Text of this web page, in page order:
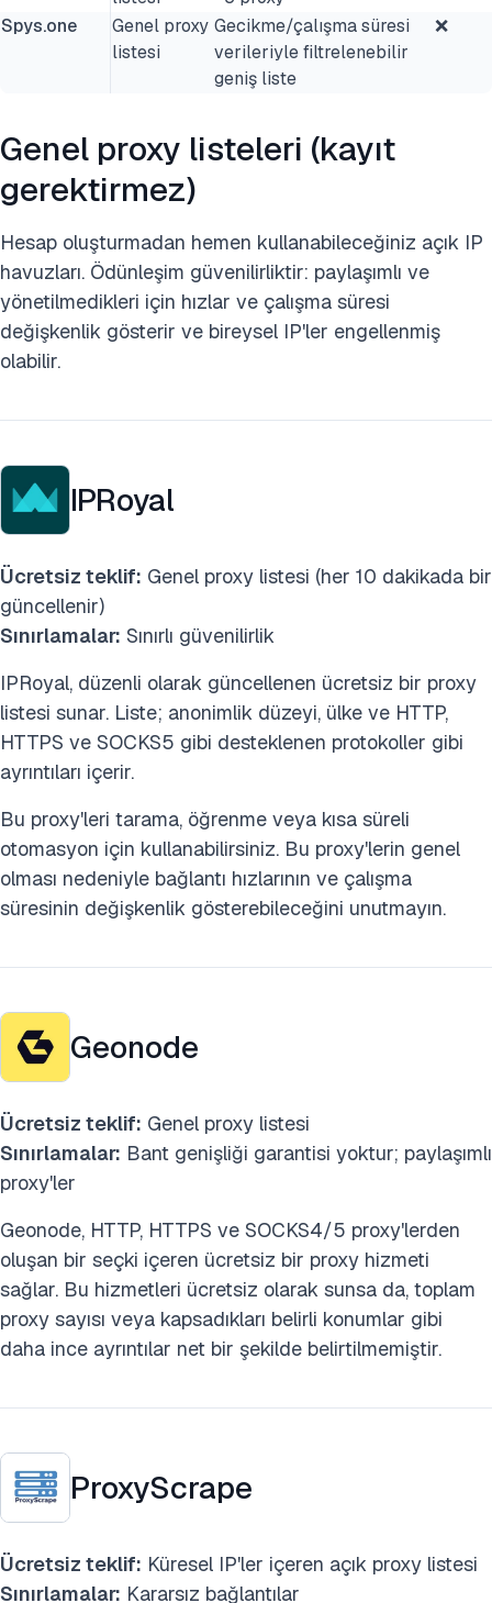
Spys.one
Genel proxy
listesi
Gecikme/çalışma süresi
verileriyle filtrelenebilir
geniş liste
❌
Genel proxy listeleri (kayıt
gerektirmez)
Hesap oluşturmadan hemen kullanabileceğiniz açık IP
havuzları. Ödünleşim güvenilirliktir: paylaşımlı ve
yönetilmedikleri için hızlar ve çalışma süresi
değişkenlik gösterir ve bireysel IP'ler engellenmiş
olabilir.
IPRoyal
Ücretsiz teklif: Genel proxy listesi (her 10 dakikada bir
güncellenir)
Sınırlamalar: Sınırlı güvenilirlik
IPRoyal, düzenli olarak güncellenen ücretsiz bir proxy
listesi sunar. Liste; anonimlik düzeyi, ülke ve HTTP,
HTTPS ve SOCKS5 gibi desteklenen protokoller gibi
ayrıntıları içerir.
Bu proxy'leri tarama, öğrenme veya kısa süreli
otomasyon için kullanabilirsiniz. Bu proxy'lerin genel
olması nedeniyle bağlantı hızlarının ve çalışma
süresinin değişkenlik gösterebileceğini unutmayın.
Geonode
Ücretsiz teklif: Genel proxy listesi
Sınırlamalar: Bant genişliği garantisi yoktur; paylaşımlı
proxy'ler
Geonode, HTTP, HTTPS ve SOCKS4/5 proxy'lerden
oluşan bir seçki içeren ücretsiz bir proxy hizmeti
sağlar. Bu hizmetleri ücretsiz olarak sunsa da, toplam
proxy sayısı veya kapsadıkları belirli konumlar gibi
daha ince ayrıntılar net bir şekilde belirtilmemiştir.
ProxyScrape
Ücretsiz teklif: Küresel IP'ler içeren açık proxy listesi
Sınırlamalar: Kararsız bağlantılar